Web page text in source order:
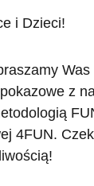
i Dzieci!
Was
z
4FUN.